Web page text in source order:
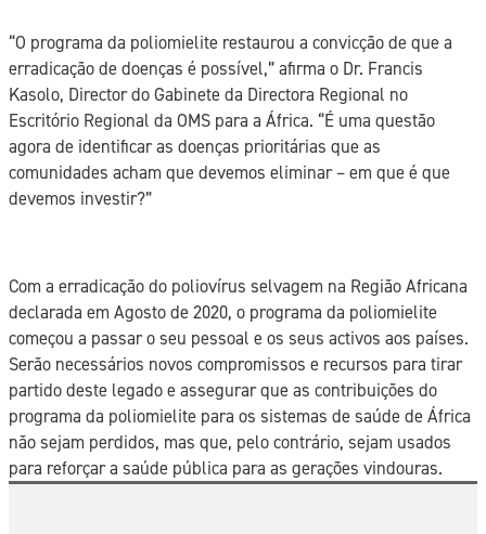
“O programa da poliomielite restaurou a convicção de que a
erradicação de doenças é possível,” afirma o Dr. Francis
Kasolo, Director do Gabinete da Directora Regional no
Escritório Regional da OMS para a África. “É uma questão
agora de identificar as doenças prioritárias que as
comunidades acham que devemos eliminar – em que é que
devemos investir?”
Com a erradicação do poliovírus selvagem na Região Africana
declarada em Agosto de 2020, o programa da poliomielite
começou a passar o seu pessoal e os seus activos aos países.
Serão necessários novos compromissos e recursos para tirar
partido deste legado e assegurar que as contribuições do
programa da poliomielite para os sistemas de saúde de África
não sejam perdidos, mas que, pelo contrário, sejam usados
para reforçar a saúde pública para as gerações vindouras.